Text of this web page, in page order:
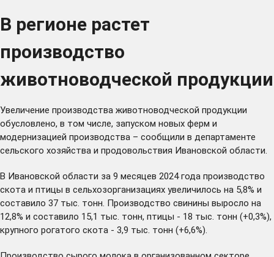
В регионе растет
производство
животноводческой продукции
Увеличение производства животноводческой продукции
обусловлено, в том числе, запуском новых ферм и
модернизацией производства – сообщили в департаменте
сельского хозяйства и продовольствия Ивановской области.
В Ивановской области за 9 месяцев 2024 года производство
скота и птицы в сельхозорганизациях увеличилось на 5,8% и
составило 37 тыс. тонн. Производство свинины выросло на
12,8% и составило 15,1 тыс. тонн, птицы - 18 тыс. тонн (+0,3%),
крупного рогатого скота - 3,9 тыс. тонн (+6,6%).